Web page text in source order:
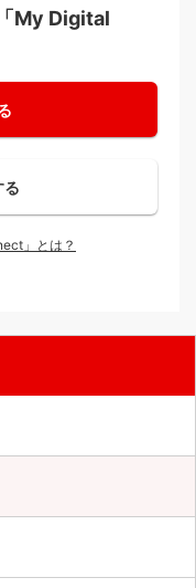
My Digital
る
」とは？